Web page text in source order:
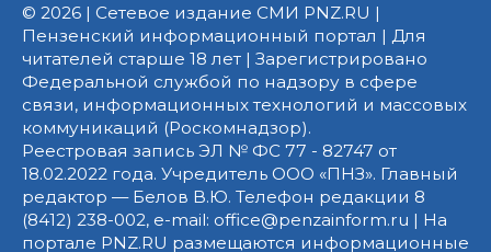
© 2026 | Сетевое издание СМИ PNZ.RU |
Пензенский информационный портал | Для
читателей старше 18 лет | Зарегистрировано
Федеральной службой по надзору в сфере
связи, информационных технологий и массовых
коммуникаций (Роскомнадзор).
Реестровая запись ЭЛ № ФС 77 - 82747 от
18.02.2022 года. Учредитель ООО «ПНЗ». Главный
редактор — Белов В.Ю. Телефон редакции 8
(8412) 238-002, e-mail: office@penzainform.ru | На
портале PNZ.RU размещаются информационные